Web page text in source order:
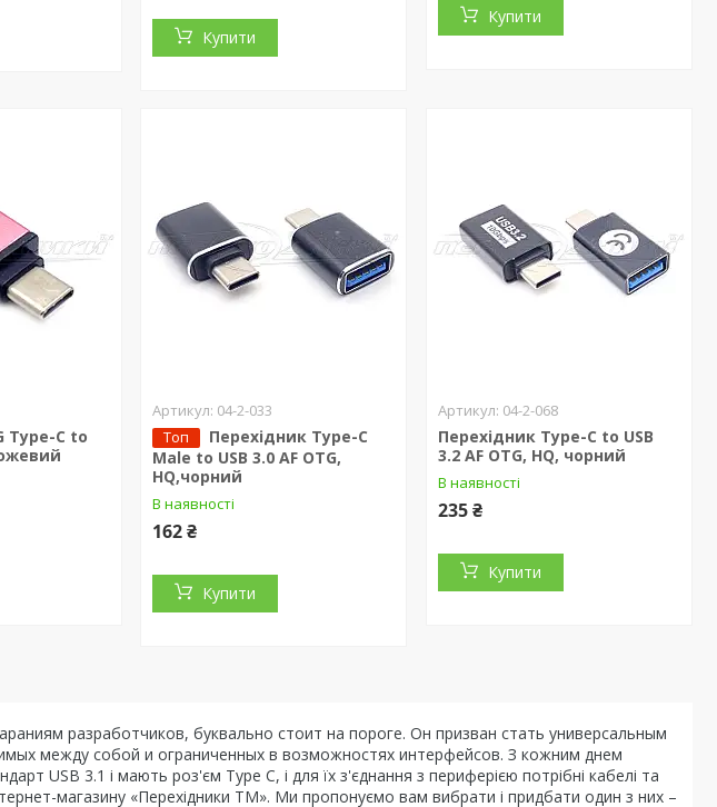
Купити
Купити
Type-C to
04-2-033
Топ
Перехідник Type-C
Male to USB 3.0 АF OTG,
HQ,чорний
В наявності
162 ₴
Купити
04-2-068
Перехідник Type-C to USB
3.2 АF OTG, HQ, чорний
В наявності
235 ₴
Купити
разработчиков, буквально стоит на пороге. Он призван стать универсальным
между собой и ограниченных в возможностях интерфейсов. З кожним днем
USB 3.1 і мають роз'єм Type C, і для їх з'єднання з периферією потрібні кабелі та
магазину «Перехідники ТМ». Ми пропонуємо вам вибрати і придбати один з них –